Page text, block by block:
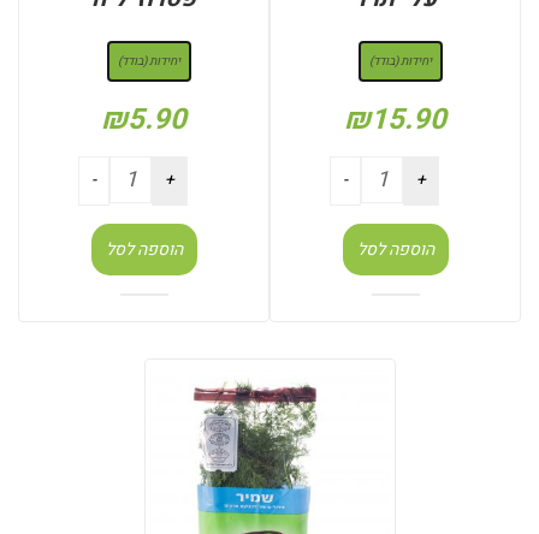
יחידות (בודד)
₪15.90
הוספה לסל
יחידות (בודד)
₪5.90
הוספה לסל